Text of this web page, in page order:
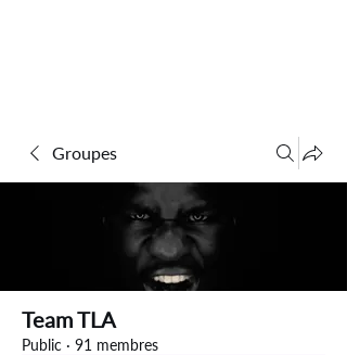
Groupes
Team TLA
Public · 91 membres